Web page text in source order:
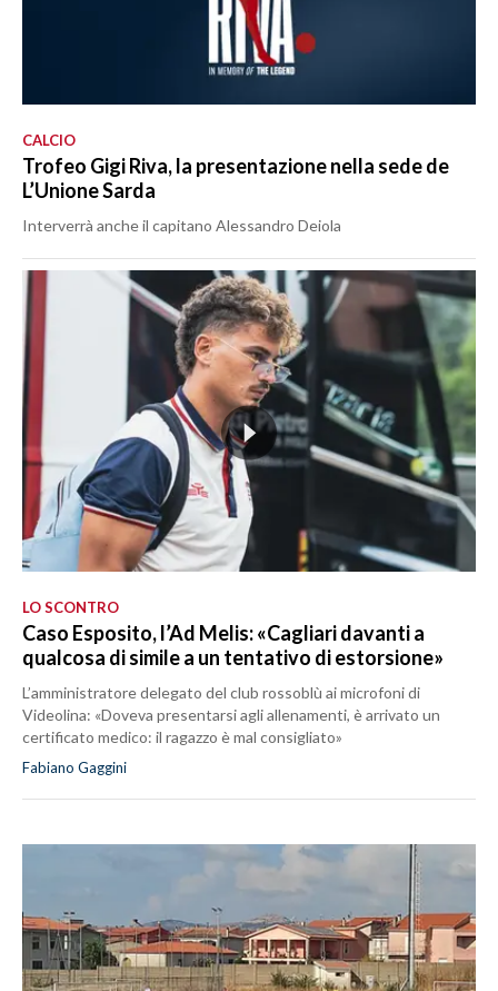
CALCIO
Trofeo Gigi Riva, la presentazione nella sede de
L’Unione Sarda
Interverrà anche il capitano Alessandro Deiola
LO SCONTRO
Caso Esposito, l’Ad Melis: «Cagliari davanti a
qualcosa di simile a un tentativo di estorsione»
L’amministratore delegato del club rossoblù ai microfoni di
Videolina: «Doveva presentarsi agli allenamenti, è arrivato un
certificato medico: il ragazzo è mal consigliato»
Fabiano Gaggini